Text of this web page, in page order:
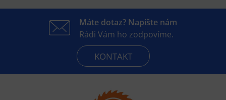
Máte dotaz? Napište nám
Rádi Vám ho zodpovíme.
KONTAKT